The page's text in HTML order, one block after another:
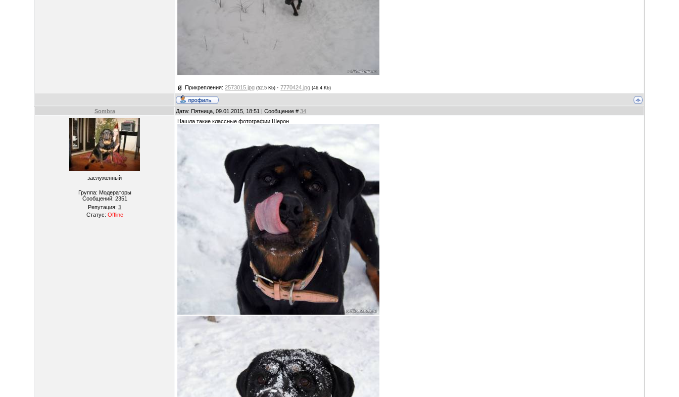
Прикрепления:2573015.jpg (52.5 Kb) ·7770424.jpg (46.4 Kb)
Sombra Дата: Пятница, 09.01.2015, 18:51 | Сообщение #34
заслуженный
Группа: Модераторы
Сообщений: 2351
Репутация:3
Статус: Offline
Нашла такие классные фотографии Шерон